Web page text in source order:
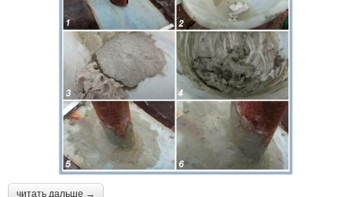
читать дальше →